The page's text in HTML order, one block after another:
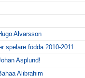
Alvarsson
spelare födda 2010-2011
Asplund!
Alibrahim